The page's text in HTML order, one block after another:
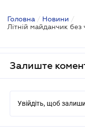
Головна / Новини /
Залиште
Увійдіть, щоб